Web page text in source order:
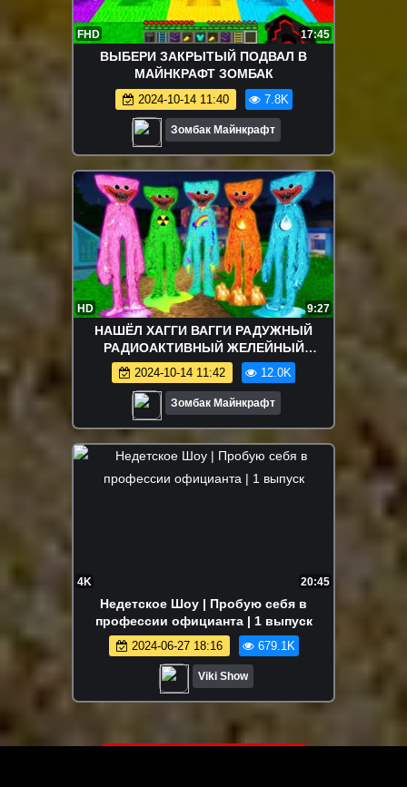
FHD 17:45
ВЫБЕРИ ЗАКРЫТЫЙ ПОДВАЛ В
МАЙНКРАФТ ЗОМБАК
2024-10-14 11:40 7.8K
Зомбак Майнкрафт
HD 9:27
НАШЁЛ ХАГГИ ВАГГИ РАДУЖНЫЙ
РАДИОАКТИВНЫЙ ЖЕЛЕЙНЫЙ
ОГНЕННЫЙ ВОДЯНОЙ POPPY PLAYTIME
В МАЙНКРАФТ
2024-10-14 11:42 12.0K
Зомбак Майнкрафт
4K 20:45
Недетское Шоу | Пробую себя в
профессии официанта | 1 выпуск
2024-06-27 18:16 679.1K
Viki Show